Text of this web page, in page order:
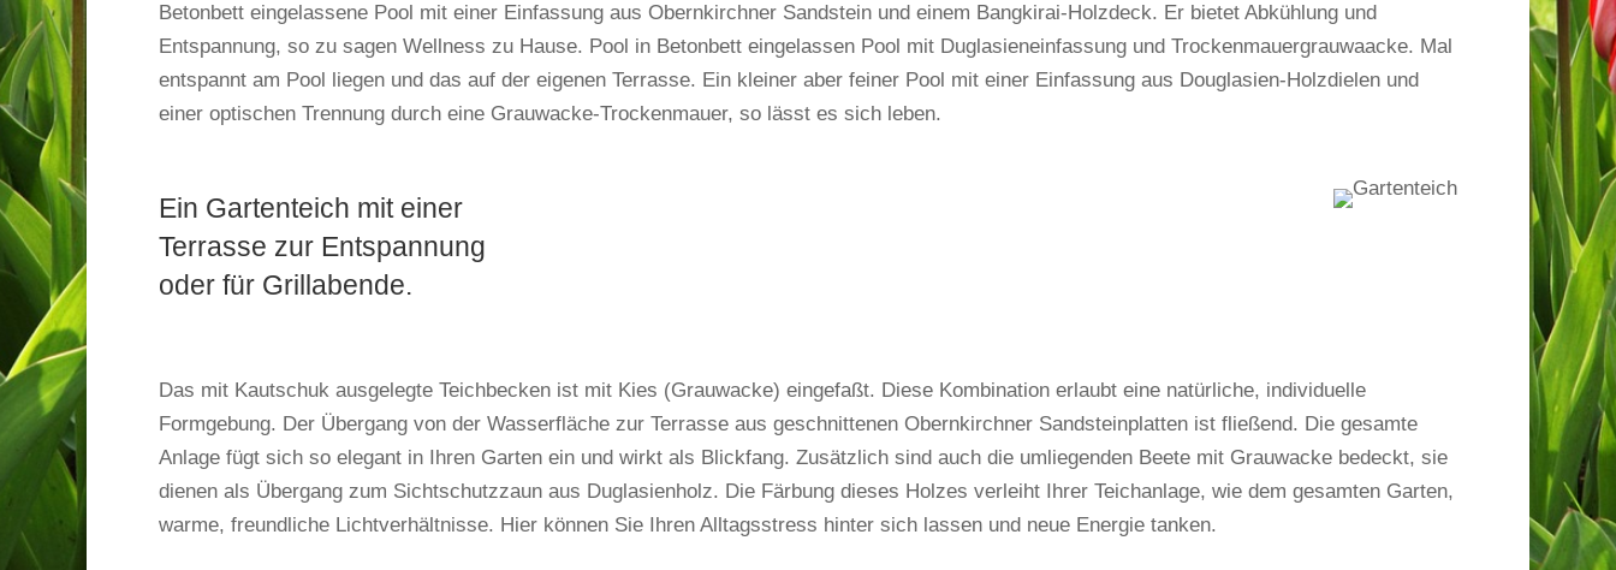
Betonbett eingelassene Pool mit einer Einfassung aus Obernkirchner Sandstein und einem Bangkirai-Holzdeck. Er bietet Abkühlung und
Entspannung, so zu sagen Wellness zu Hause. Pool in Betonbett eingelassen Pool mit Duglasieneinfassung und Trockenmauergrauwaacke. Mal
entspannt am Pool liegen und das auf der eigenen Terrasse. Ein kleiner aber feiner Pool mit einer Einfassung aus Douglasien-Holzdielen und
einer optischen Trennung durch eine Grauwacke-Trockenmauer, so lässt es sich leben.
Ein Gartenteich mit einer
Terrasse zur Entspannung
oder für Grillabende.
Das mit Kautschuk ausgelegte Teichbecken ist mit Kies (Grauwacke) eingefaßt. Diese Kombination erlaubt eine natürliche, individuelle
Formgebung. Der Übergang von der Wasserfläche zur Terrasse aus geschnittenen Obernkirchner Sandsteinplatten ist fließend. Die gesamte
Anlage fügt sich so elegant in Ihren Garten ein und wirkt als Blickfang. Zusätzlich sind auch die umliegenden Beete mit Grauwacke bedeckt, sie
dienen als Übergang zum Sichtschutzzaun aus Duglasienholz. Die Färbung dieses Holzes verleiht Ihrer Teichanlage, wie dem gesamten Garten,
warme, freundliche Lichtverhältnisse. Hier können Sie Ihren Alltagsstress hinter sich lassen und neue Energie tanken.